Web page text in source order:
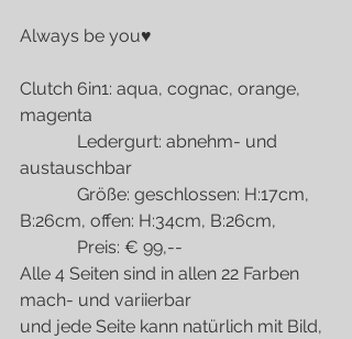
Always be you♥
Clutch 6in1: aqua, cognac, orange,
magenta
austauschbar
B:26cm, offen: H:34cm, B:26cm,
             Preis: € 99,--
Alle 4 Seiten sind in allen 22 Farben
mach- und variierbar
und jede Seite kann natürlich mit Bild,